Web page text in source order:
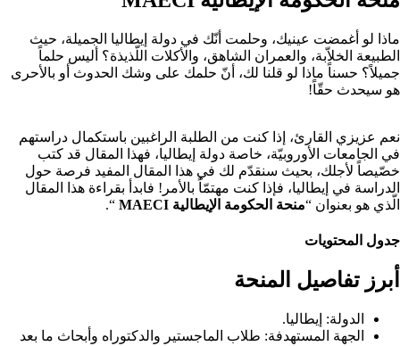
ماذا لو أغمضت عينيك، وحلمت أنّك في دولة إيطاليا الجميلة، حيث
الطبيعة الخلاّبة، والعمران الشاهق، والأكلات اللّذيذة؟ أليس حلماً
جميلاً؟ حسناً ماذا لو قلنا لك، أنّ حلمك على وشك الحدوث أو بالأحرى
هو سيحدث حقّاً!
نعم عزيزي القارئ، إذا كنت من الطلبة الراغبين باستكمال دراستهم
في الجامعات الأوروبيّة، خاصة دولة إيطاليا، فهذا المقال قد كتب
خصّيصاً لأجلك، بحيث سنقدّم لك في هذا المقال المفيد فرصة حول
الدراسة في إيطاليا، فإذا كنت مهتمّاً بالأمر! فابدأ بقراءة هذا المقال
الّذي هو بعنوان “منحة الحكومة الإيطالية MAECI “.
جدول المحتويات
أبرز تفاصيل المنحة
الدولة: إيطاليا.
الجهة المستهدفة: طلاب الماجستير والدكتوراه وأبحاث ما بعد